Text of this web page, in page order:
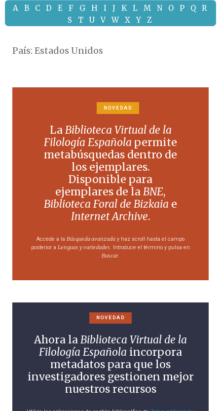
A B C D E F G H I J K L M N O P Q
R
S
T U V W X Y Z
País: Estados Unidos
NOVEDAD
LaBiblioteca Virtual de la
Filología Española permite
metabúsquedas dentro de
los ejemplares.
Disponible para
ejemplares de laBNE,
Biblioteca Foral de Bizkaia e
Internet Archive.
Accede a la Búsqueda avanzada y haz scroll hasta el campo
posterior a Lenguas y variedades . Introduce el término y pulsa en
Buscar.
NOVEDAD
Ahora laBiblioteca Virtual de la
Filología Española incorpora
metadatos para que los
investigadores gestionen mejor
nuestros recursos